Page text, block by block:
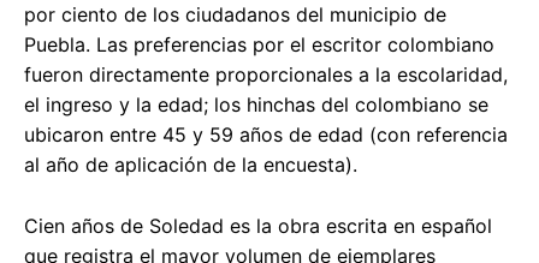
por ciento de los ciudadanos del municipio de
Puebla. Las preferencias por el escritor colombiano
fueron directamente proporcionales a la escolaridad,
el ingreso y la edad; los hinchas del colombiano se
ubicaron entre 45 y 59 años de edad (con referencia
al año de aplicación de la encuesta).
Cien años de Soledad es la obra escrita en español
que registra el mayor volumen de ejemplares